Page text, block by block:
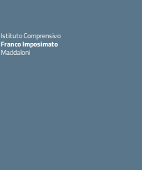
Istituto Comprensivo
Franco Imposimato
Maddaloni